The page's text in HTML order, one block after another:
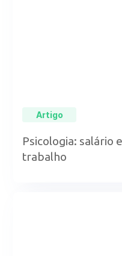
Artigo
Psicologia: salário
trabalho